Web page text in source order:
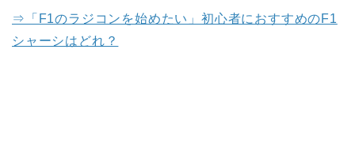
⇒「F1のラジコンを始めたい」初心者におすすめのF1
シャーシはどれ？